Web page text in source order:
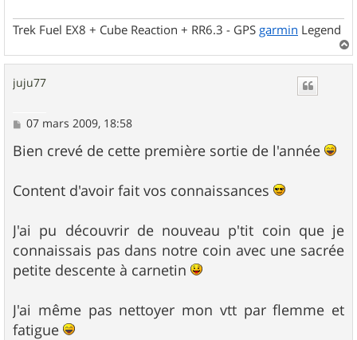
Trek Fuel EX8 + Cube Reaction + RR6.3 - GPS garmin Legend
a
juju77
M
s
s
g
e
07 mars 2009, 18:58
Bien crevé de cette première sortie de l'année
Content d'avoir fait vos connaissances
J'ai pu découvrir de nouveau p'tit coin que je
connaissais pas dans notre coin avec une sacrée
petite descente à carnetin
J'ai même pas nettoyer mon vtt par flemme et
fatigue